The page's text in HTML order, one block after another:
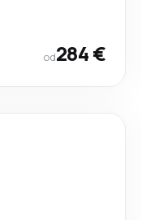
od284 €